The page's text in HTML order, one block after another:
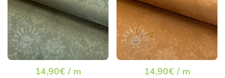
14,90€ / m 14,90€ / m